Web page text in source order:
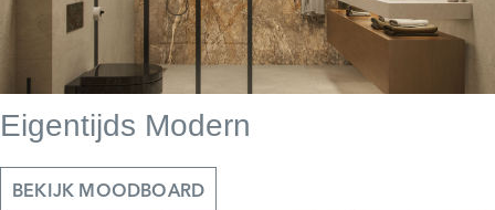
Eigentijds Modern
BEKIJK MOODBOARD